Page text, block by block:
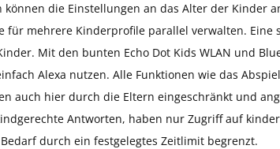
die Einstellungen an das Alter der Kinder
für mehrere Kinderprofile parallel verwalten. Eine
Mit den bunten Echo Dot Kids WLAN und
Alexa nutzen. Alle Funktionen wie das
auch hier durch die Eltern eingeschränkt und
Antworten, haben nur Zugriff auf
durch ein festgelegtes Zeitlimit begrenzt.